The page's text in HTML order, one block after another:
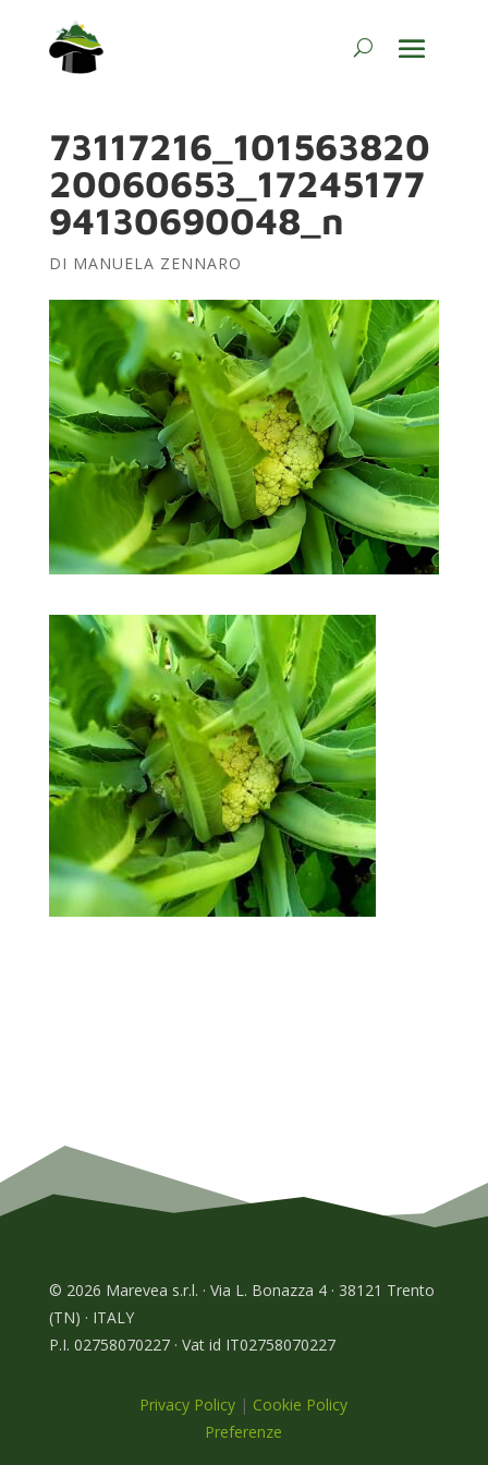
73117216_101563820
20060653_17245177
94130690048_n
DI MANUELA ZENNARO
© 2026 Marevea s.r.l. · Via L. Bonazza 4 · 38121 Trento
(TN) · ITALY
P.I. 02758070227 · Vat id IT02758070227
Privacy Policy | Cookie Policy
Preferenze